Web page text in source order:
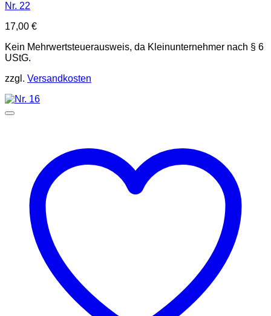
Nr. 22
17,00 €
Kein Mehrwertsteuerausweis, da Kleinunternehmer nach § 6
UStG.
zzgl. Versandkosten